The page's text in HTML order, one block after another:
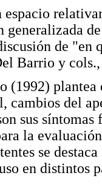
generalizada
de "en
Barrio y
(1992) plantea
cambios del
sus
la
se
en distintos